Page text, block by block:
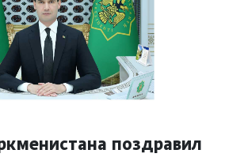
поздравил